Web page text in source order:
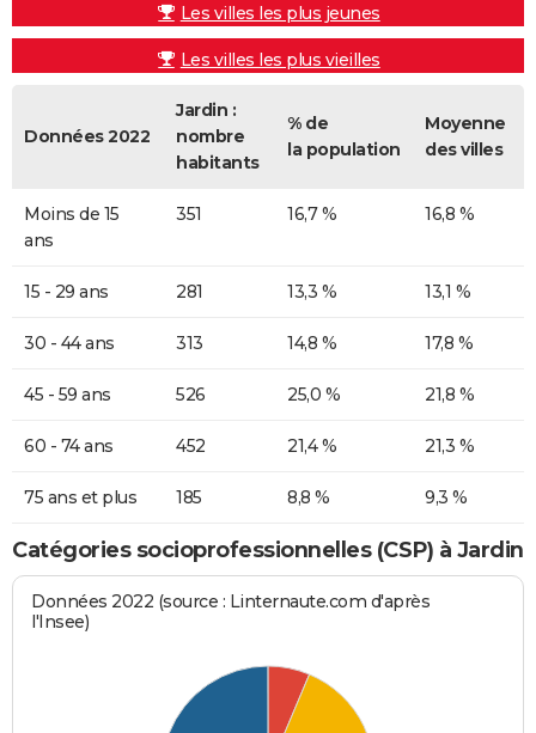
Les villes les plus jeunes
Les villes les plus vieilles
Données 2022
Jardin :
nombre
habitants
% de
la population
Moyenne
des villes
Moins de 15
ans
351 16,7 % 16,8 %
15 - 29 ans 281 13,3 % 13,1 %
30 - 44 ans 313 14,8 % 17,8 %
45 - 59 ans 526 25,0 % 21,8 %
60 - 74 ans 452 21,4 % 21,3 %
75 ans et plus 185 8,8 % 9,3 %
Catégories socioprofessionnelles (CSP) à Jardin
Données 2022 (source : Linternaute.com d'après
l'Insee)